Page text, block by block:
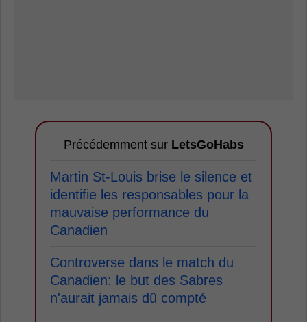
Précédemment sur LetsGoHabs
Martin St-Louis brise le silence et
identifie les responsables pour la
mauvaise performance du
Canadien
Controverse dans le match du
Canadien: le but des Sabres
n'aurait jamais dû compté